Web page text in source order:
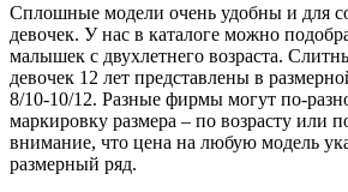
Сплошные модели очень удобны и для
девочек. У нас в каталоге можно
малышек с двухлетнего возраста.
девочек 12 лет представлены в
8/10-10/12. Разные фирмы могут по-
маркировку размера – по возрасту или
внимание, что цена на любую модель
размерный ряд.